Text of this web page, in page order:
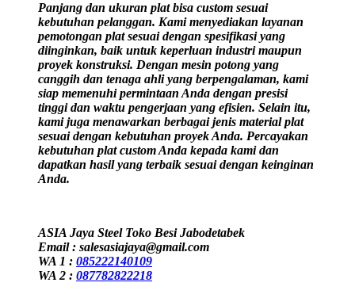
Panjang dan ukuran plat bisa custom sesuai
kebutuhan pelanggan. Kami menyediakan layanan
pemotongan plat sesuai dengan spesifikasi yang
diinginkan, baik untuk keperluan industri maupun
proyek konstruksi. Dengan mesin potong yang
canggih dan tenaga ahli yang berpengalaman, kami
siap memenuhi permintaan Anda dengan presisi
tinggi dan waktu pengerjaan yang efisien. Selain itu,
kami juga menawarkan berbagai jenis material plat
sesuai dengan kebutuhan proyek Anda. Percayakan
kebutuhan plat custom Anda kepada kami dan
dapatkan hasil yang terbaik sesuai dengan keinginan
Anda.
ASIA Jaya Steel Toko Besi Jabodetabek
Email : salesasiajaya@gmail.com
WA 1 : 085222140109
WA 2 : 087782822218